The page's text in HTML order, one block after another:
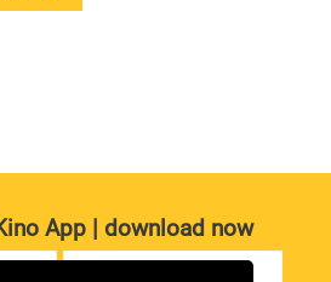
App | download now